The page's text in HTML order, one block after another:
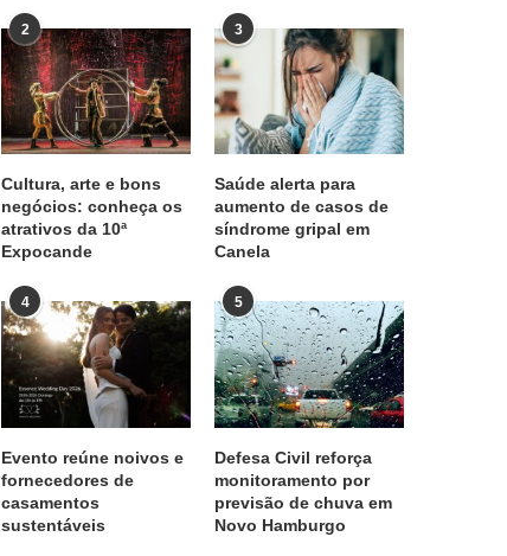
2
Cultura, arte e bons
negócios: conheça os
atrativos da 10ª
Expocande
3
Saúde alerta para
aumento de casos de
síndrome gripal em
Canela
4
Evento reúne noivos e
fornecedores de
casamentos
sustentáveis
5
Defesa Civil reforça
monitoramento por
previsão de chuva em
Novo Hamburgo